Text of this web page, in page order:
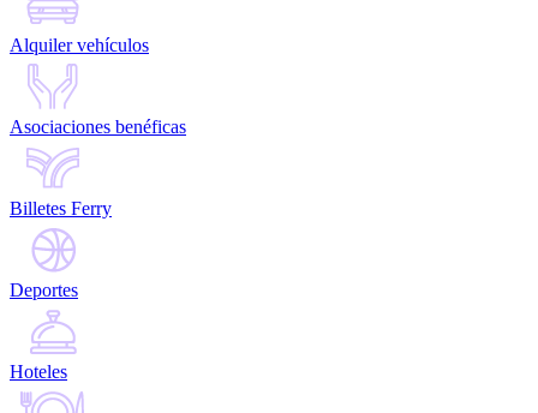
Alquiler vehículos
Asociaciones benéficas
Billetes Ferry
Deportes
Hoteles